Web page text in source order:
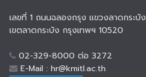
เลขที่ 1 ถนนฉลองกรุง แขวงลาดกระบัง
เขตลาดกระบัง กรุงเทพฯ 10520
02-329-8000 ต่อ 3272
E-Mail : hr@kmitl.ac.th